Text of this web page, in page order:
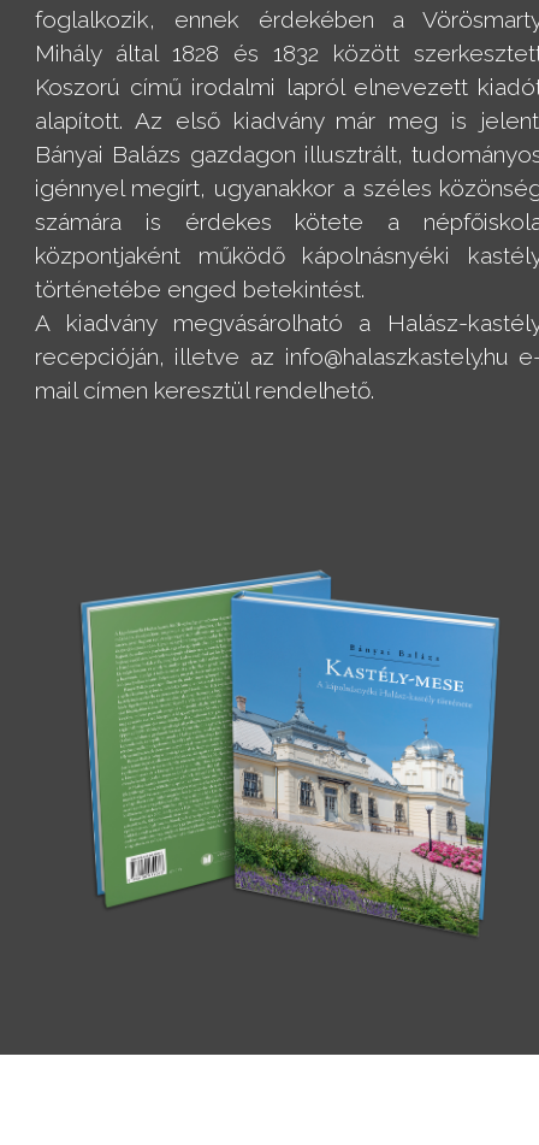
foglalkozik, ennek érdekében a
Mihály által 1828 és 1832 között
Koszorú című irodalmi lapról elnevezett
alapított. Az első kiadvány már meg is
Bányai Balázs gazdagon illusztrált,
igénnyel megírt, ugyanakkor a széles
számára is érdekes kötete a
központjaként működő kápolnásnyéki
történetébe enged betekintést.
A kiadvány megvásárolható a Halász-
recepcióján, illetve az info@halaszkastely.hu
mail címen keresztül rendelhető.